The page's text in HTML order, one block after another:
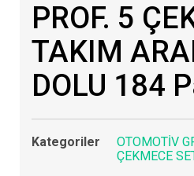
PROF. 5
TAKIM
DOLU 184
Kategoriler OTOMOTİV
ÇEKMECE